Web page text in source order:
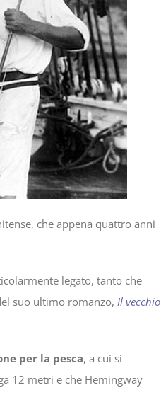
che appena quattro anni
legato, tanto che
suo ultimo romanzo, Il vecchio
per la pesca, a cui si
12 metri e che Hemingway